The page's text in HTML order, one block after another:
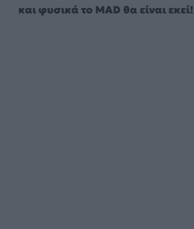
και φυσικά το MAD θα είναι εκεί!